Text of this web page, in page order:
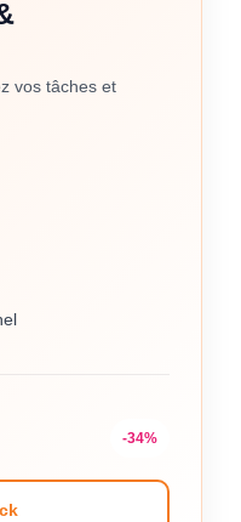
vos tâches et
-34%